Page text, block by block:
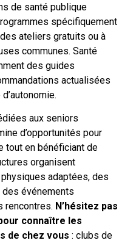
de santé publique
spécifiquement
ateliers gratuits ou à
communes. Santé
des guides
actualisées
aux seniors
d’opportunités pour
tout en bénéficiant de
organisent
adaptées, des
événements
rencontres. N’hésitez pas
connaître les
de chez vous : clubs de